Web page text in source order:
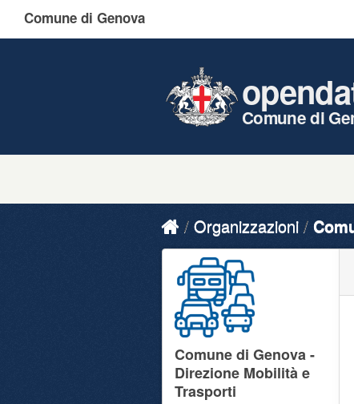
Comune di Genova
Comune di
Organizzazioni
Comune di Genova -
Direzione Mobilità e
Trasporti